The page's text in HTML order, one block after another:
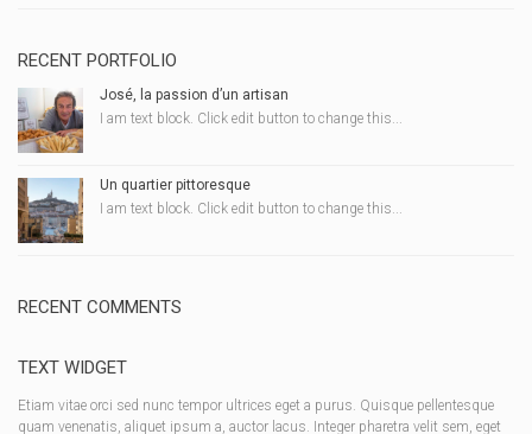
RECENT PORTFOLIO
José, la passion d’un artisan
I am text block. Click edit button to change this...
Un quartier pittoresque
I am text block. Click edit button to change this...
RECENT COMMENTS
TEXT WIDGET
Etiam vitae orci sed nunc tempor ultrices eget a purus. Quisque pellentesque
quam venenatis, aliquet ipsum a, auctor lacus. Integer pharetra velit sem, eget